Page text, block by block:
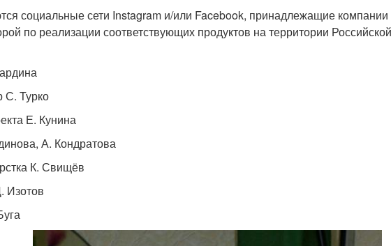
социальные сети Instagram и/или Facebook, принадлежащие компании
по реализации соответствующих продуктов на территории
С. Турко
Е. Кунина
А. Кондратова
К. Свищёв
Изотов